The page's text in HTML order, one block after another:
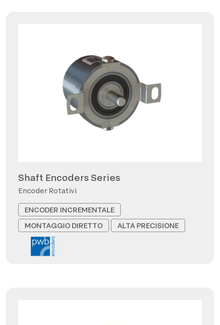
Shaft Encoders Series
Encoder Rotativi
ENCODER INCREMENTALE
MONTAGGIO DIRETTO
ALTA PRECISIONE